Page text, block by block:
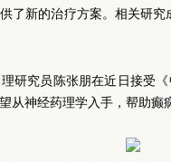
了新的治疗方案。相关研究
研究员陈张朋在近日接受
从神经药理学入手，帮助癫